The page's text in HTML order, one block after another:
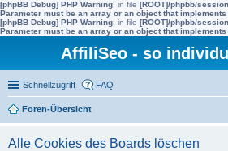
[phpBB Debug] PHP Warning: in file [ROOT]/phpbb/
Parameter must be an array or an object that implements
[phpBB Debug] PHP Warning: in file [ROOT]/phpbb/
Parameter must be an array or an object that implements
AffiliSeo - so
Schnellzugriff FAQ
Foren-Übersicht
Alle Cookies des Boards löschen